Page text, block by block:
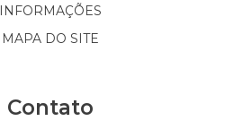
INFORMAÇÕES
MAPA DO SITE
Contato